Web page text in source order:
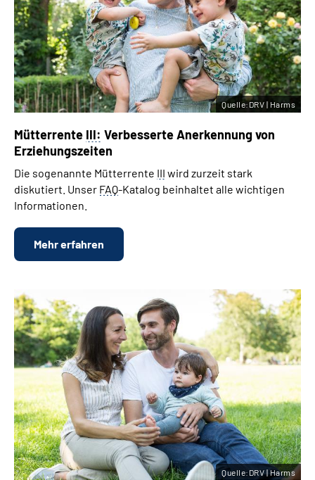
Mütterrente III: Verbesserte Anerkennung von
Erziehungszeiten
Die sogenannte Mütterrente III wird zurzeit stark
diskutiert. Unser FAQ-Katalog beinhaltet alle wichtigen
Informationen.
Mehr erfahren
Quelle:DRV | Harms
Quelle:DRV | Harms